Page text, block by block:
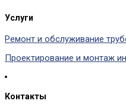
Услуги
Ремонт и обслуживание
Проектирование и монтаж
Контакты